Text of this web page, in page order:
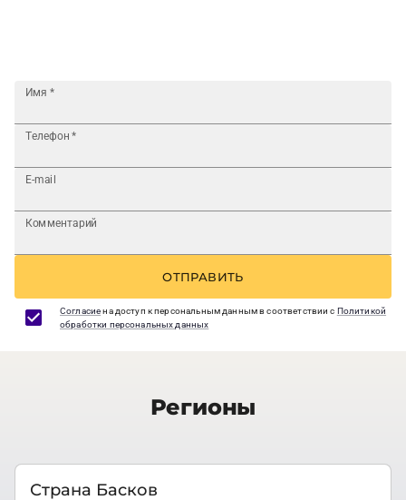
Имя *
Телефон *
E-mail
Комментарий
ОТПРАВИТЬ
Согласиена доступ к персональным данным в соответствии с Политикой
обработки персональных данных
Регионы
Страна Басков